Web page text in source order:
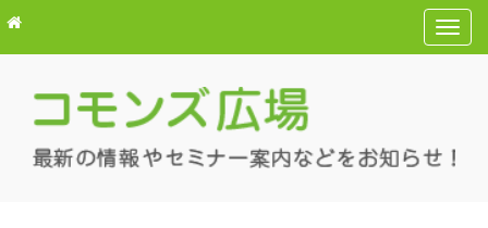
T
o
e